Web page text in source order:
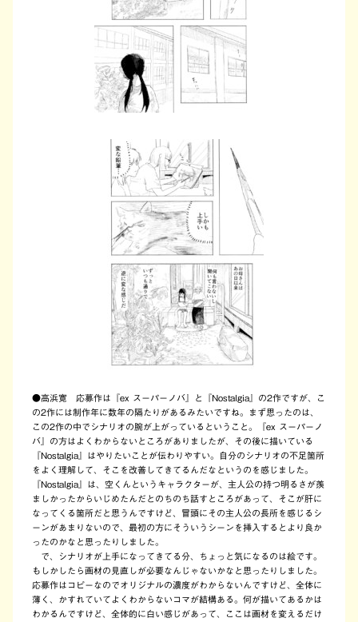
●高浜寛 応募作は『ex スーパーノバ』と『Nostalgia』の2作ですが、こ
の2作には制作年に数年の隔たりがあるみたいですね。まず思ったのは、
この2作の中でシナリオの腕が上がっているということ。『ex スーパーノ
バ』の方はよくわからないところがありましたが、その後に描いている
『Nostalgia』はやりたいことが伝わりやすい。自分のシナリオの不足箇所
をよく理解して、そこを改善してきてるんだなというのを感じました。
『Nostalgia』は、空くんというキャラクターが、主人公の持つ明るさが羨
ましかったからいじめたんだとのちのち話すところがあって、そこが肝に
なってくる箇所だと思うんですけど、冒頭にその主人公の長所を感じるシ
ーンがあまりないので、最初の方にそういうシーンを挿入するとより良か
ったのかなと思ったりしました。
で、シナリオが上手になってきてる分、ちょっと気になるのは絵です。
もしかしたら画材の見直しが必要なんじゃないかなと思ったりしました。
応募作はコピーなのでオリジナルの濃度がわからないんですけど、全体に
薄く、かすれていてよくわからないコマが結構ある。何が描いてあるかは
わかるんですけど、全体的に白い感じがあって、ここは画材を変えるだけ